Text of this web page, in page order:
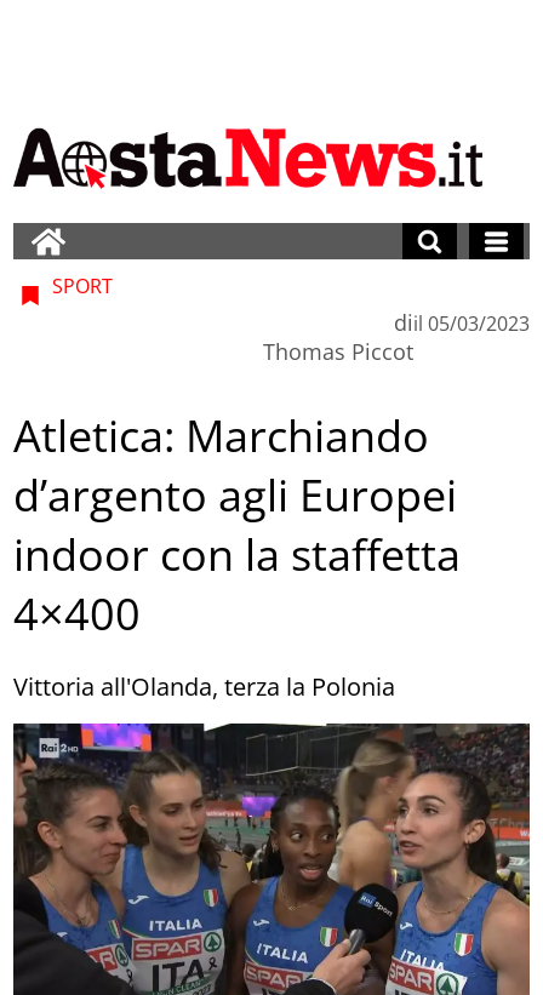
SPORT
di
Thomas Piccot
il 05/03/2023
Atletica: Marchiando
d’argento agli Europei
indoor con la staffetta
4×400
Vittoria all'Olanda, terza la Polonia